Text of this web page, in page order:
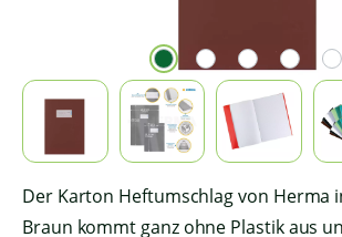
Der Karton Heftumschlag von Herma
Braun kommt ganz ohne Plastik aus